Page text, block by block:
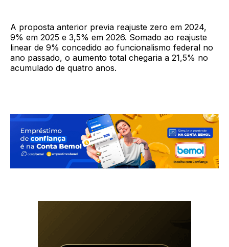
A proposta anterior previa reajuste zero em 2024,
9% em 2025 e 3,5% em 2026. Somado ao reajuste
linear de 9% concedido ao funcionalismo federal no
ano passado, o aumento total chegaria a 21,5% no
acumulado de quatro anos.